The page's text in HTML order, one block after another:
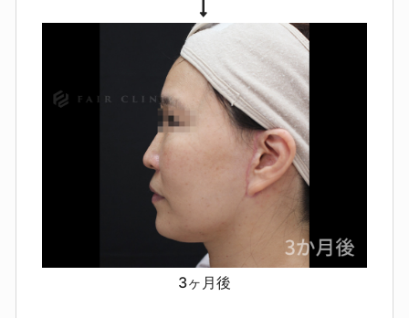
血腫、むくみの遷延
により痛みや腫れが強くなる、長引
左右差や、表情の変化を「違和
感」と感じること
耳の形・耳たぶ
の位置などがわずかに変化する可能
ごく稀に、アレルギー反応・シ
ョックなど全身的な合併症
3ヶ月後